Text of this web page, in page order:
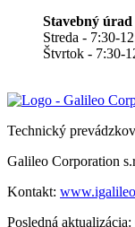
Stavebný úrad
Streda - 7:30-
Štvrtok - 7:30-
Technický
Galileo Corporation
Kontakt:
Posledná